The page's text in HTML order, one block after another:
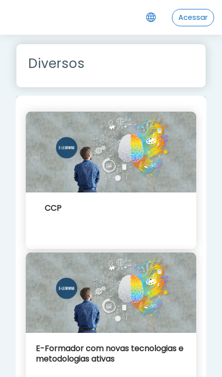
Acessar
Diversos
CCP
E-Formador com novas tecnologias e
metodologias ativas